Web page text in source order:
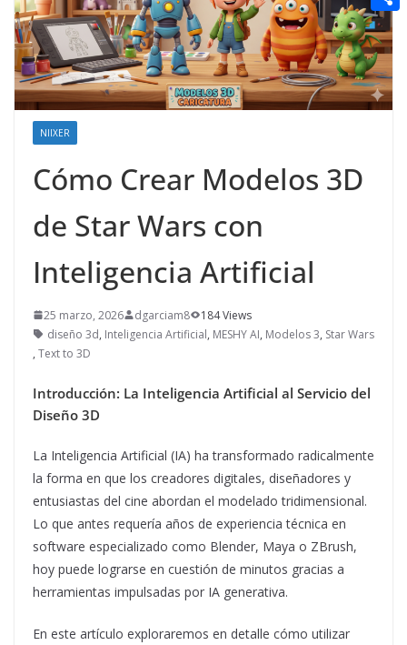
NIIXER
Cómo Crear Modelos 3D
de Star Wars con
Inteligencia Artificial
25 marzo, 2026 dgarciam8
184 Views
diseño 3d, Inteligencia Artificial, MESHY AI, Modelos 3, Star Wars
, Text to 3D
Introducción: La Inteligencia Artificial al Servicio del
Diseño 3D
La Inteligencia Artificial (IA) ha transformado radicalmente
la forma en que los creadores digitales, diseñadores y
entusiastas del cine abordan el modelado tridimensional.
Lo que antes requería años de experiencia técnica en
software especializado como Blender, Maya o ZBrush,
hoy puede lograrse en cuestión de minutos gracias a
herramientas impulsadas por IA generativa.
En este artículo exploraremos en detalle cómo utilizar
n
g
e
r
e
r
e
r
e
a
i
l
e
d
d
i
C
o
m
p